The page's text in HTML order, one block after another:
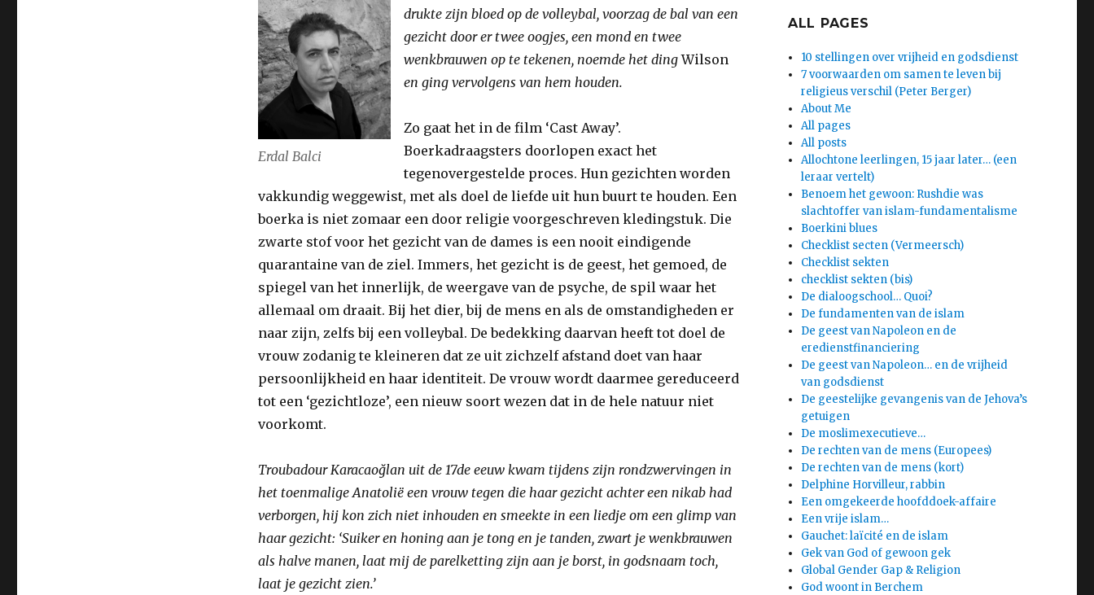
Erdal Balci
drukte zijn bloed op de volleybal, voorzag de bal van een
gezicht door er twee oogjes, een mond en twee
wenkbrauwen op te tekenen, noemde het dingWilson
en ging vervolgens van hem houden.
Zo gaat het in de film ‘Cast Away’.
Boerkadraagsters doorlopen exact het
tegenovergestelde proces. Hun gezichten worden
vakkundig weggewist, met als doel de liefde uit hun buurt te houden. Een
boerka is niet zomaar een door religie voorgeschreven kledingstuk. Die
zwarte stof voor het gezicht van de dames is een nooit eindigende
quarantaine van de ziel. Immers, het gezicht is de geest, het gemoed, de
spiegel van het innerlijk, de weergave van de psyche, de spil waar het
allemaal om draait. Bij het dier, bij de mens en als de omstandigheden er
naar zijn, zelfs bij een volleybal. De bedekking daarvan heeft tot doel de
vrouw zodanig te kleineren dat ze uit zichzelf afstand doet van haar
persoonlijkheid en haar identiteit. De vrouw wordt daarmee gereduceerd
tot een ‘gezichtloze’, een nieuw soort wezen dat in de hele natuur niet
voorkomt.
Troubadour Karacaoğlan uit de 17de eeuw kwam tijdens zijn rondzwervingen in
het toenmalige Anatolië een vrouw tegen die haar gezicht achter een nikab had
verborgen, hij kon zich niet inhouden en smeekte in een liedje om een glimp van
haar gezicht: ‘Suiker en honing aan je tong en je tanden, zwart je wenkbrauwen
als halve manen, laat mij de parelketting zijn aan je borst, in godsnaam toch,
laat je gezicht zien.’
ALL PAGES
10 stellingen over vrijheid en godsdienst
7 voorwaarden om samen te leven bij
religieus verschil (Peter Berger)
About Me
All pages
All posts
Allochtone leerlingen, 15 jaar later… (een
leraar vertelt)
Benoem het gewoon: Rushdie was
slachtoffer van islam-fundamentalisme
Boerkini blues
Checklist secten (Vermeersch)
Checklist sekten
checklist sekten (bis)
De dialoogschool… Quoi?
De fundamenten van de islam
De geest van Napoleon en de
eredienstfinanciering
De geest van Napoleon… en de vrijheid
van godsdienst
De geestelijke gevangenis van de Jehova’s
getuigen
De moslimexecutieve…
De rechten van de mens (Europees)
De rechten van de mens (kort)
Delphine Horvilleur, rabbin
Een omgekeerde hoofddoek-affaire
Een vrije islam…
Gauchet: laïcité en de islam
Gek van God of gewoon gek
Global Gender Gap & Religion
God woont in Berchem